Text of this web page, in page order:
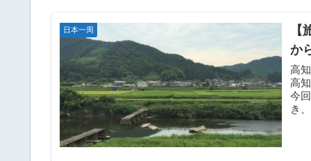
日本一周
か
高
高
今
き